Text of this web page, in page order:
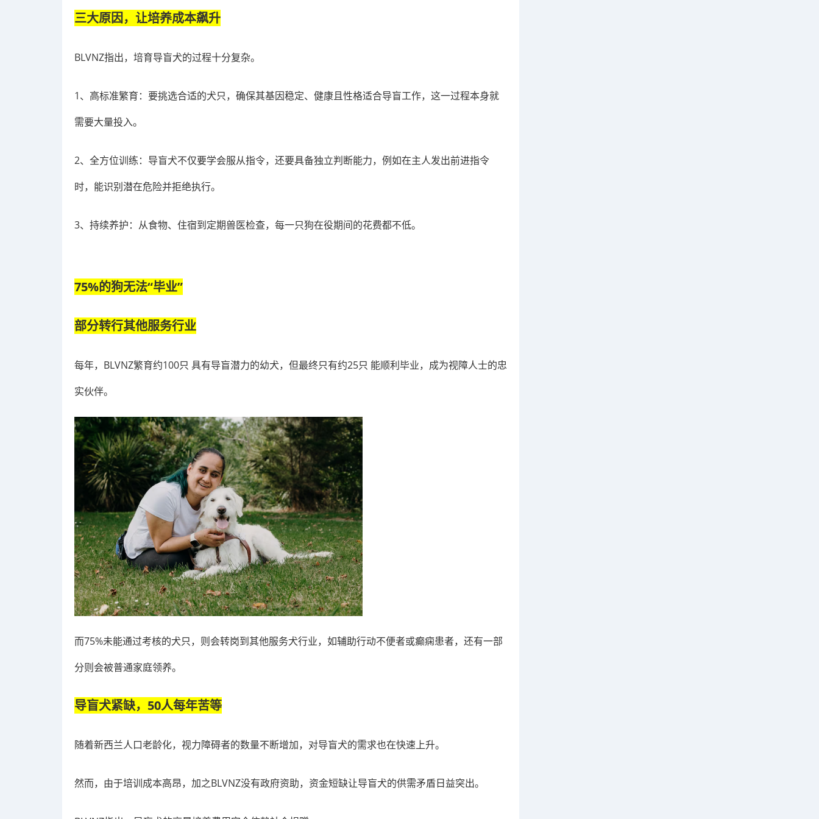
三大原因，让培养成本飙升
BLVNZ指出，培育导盲犬的过程十分复杂。
1、高标准繁育：要挑选合适的犬只，确保其基因稳定、健康且性格适合导盲工作，这一过程本身就
需要大量投入。
2、全方位训练：导盲犬不仅要学会服从指令，还要具备独立判断能力，例如在主人发出前进指令
时，能识别潜在危险并拒绝执行。
3、持续养护：从食物、住宿到定期兽医检查，每一只狗在役期间的花费都不低。
75%的狗无法“毕业”
部分转行其他服务行业
每年，BLVNZ繁育约100只 具有导盲潜力的幼犬，但最终只有约25只 能顺利毕业，成为视障人士的忠
实伙伴。
而75%未能通过考核的犬只，则会转岗到其他服务犬行业，如辅助行动不便者或癫痫患者，还有一部
分则会被普通家庭领养。
导盲犬紧缺，50人每年苦等
随着新西兰人口老龄化，视力障碍者的数量不断增加，对导盲犬的需求也在快速上升。
然而，由于培训成本高昂，加之BLVNZ没有政府资助，资金短缺让导盲犬的供需矛盾日益突出。